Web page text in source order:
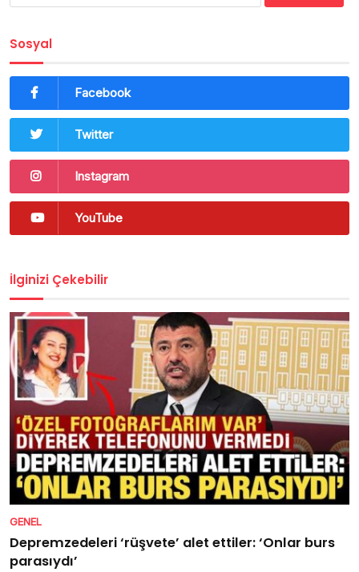
Sosyal
Facebook
Twitter
Instagram
YouTube
İlginizi Çekebilir
GENEL
Depremzedeleri ‘rüşvete’ alet ettiler: ‘Onlar burs
parasıydı’